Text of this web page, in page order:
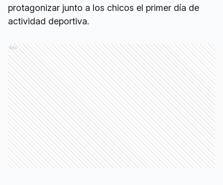
protagonizar junto a los chicos el primer día de
actividad deportiva.
Ads